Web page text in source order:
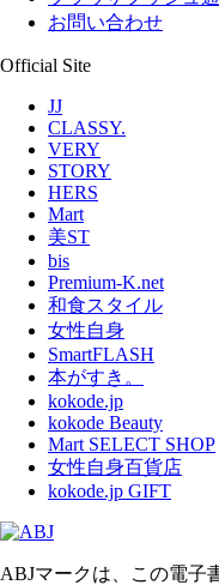
お問い合わせ
Official Site
JJ
CLASSY.
VERY
STORY
HERS
Mart
美ST
bis
Premium-K.net
和食スタイル
女性自身
SmartFLASH
本がすき。
kokode.jp
kokode Beauty
Mart SELECT SHOP
女性自身百貨店
kokode.jp GIFT
ABJマークは、この電子